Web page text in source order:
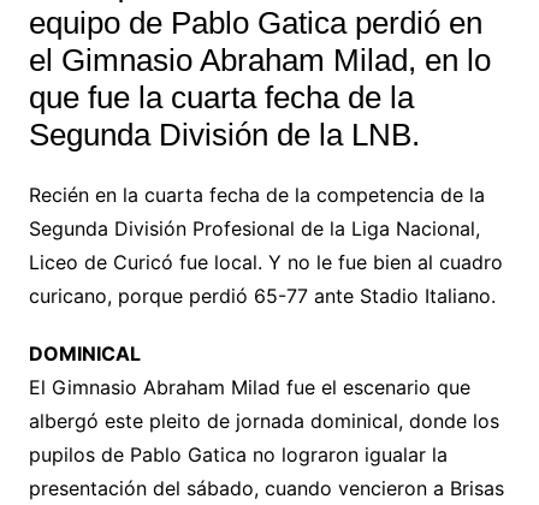
equipo de Pablo Gatica perdió en
el Gimnasio Abraham Milad, en lo
que fue la cuarta fecha de la
Segunda División de la LNB.
Recién en la cuarta fecha de la competencia de la
Segunda División Profesional de la Liga Nacional,
Liceo de Curicó fue local. Y no le fue bien al cuadro
curicano, porque perdió 65-77 ante Stadio Italiano.
DOMINICAL
El Gimnasio Abraham Milad fue el escenario que
albergó este pleito de jornada dominical, donde los
pupilos de Pablo Gatica no lograron igualar la
presentación del sábado, cuando vencieron a Brisas